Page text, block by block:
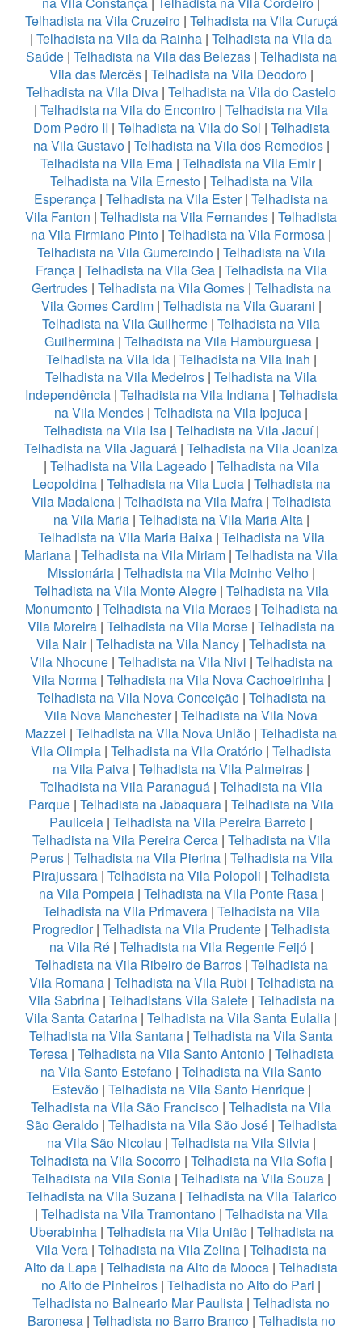
Telhadista na Vila Cruzeiro | Telhadista na Vila Curuçá
| Telhadista na Vila da Rainha | Telhadista na Vila da
Saúde| Telhadista na Vila das Belezas| Telhadista na
Vila das Mercês| Telhadista na Vila Deodoro|
Telhadista na Vila Diva | Telhadista na Vila do Castelo
| Telhadista na Vila do Encontro | Telhadista na Vila
Dom Pedro II | Telhadista na Vila do Sol | Telhadista
na Vila Gustavo| Telhadista na Vila dos Remedios|
Telhadista na Vila Ema | Telhadista na Vila Emir|
Telhadista na Vila Ernesto| Telhadista na Vila
Esperança | Telhadista na Vila Ester| Telhadista na
Vila Fanton | Telhadista na Vila Fernandes | Telhadista
na Vila Firmiano Pinto | Telhadista na Vila Formosa |
Telhadista na Vila Gumercindo| Telhadista na Vila
França| Telhadista na Vila Gea| Telhadista na Vila
Gertrudes| Telhadista na Vila Gomes| Telhadista na
Vila Gomes Cardim| Telhadista na Vila Guarani |
Telhadista na Vila Guilherme | Telhadista na Vila
Guilhermina| Telhadista na Vila Hamburguesa|
Telhadista na Vila Ida| Telhadista na Vila Inah |
Telhadista na Vila Medeiros | Telhadista na Vila
Independência| Telhadista na Vila Indiana| Telhadista
na Vila Mendes | Telhadista na Vila Ipojuca |
Telhadista na Vila Isa| Telhadista na Vila Jacuí|
Telhadista na Vila Jaguará | Telhadista na Vila Joaniza
| Telhadista na Vila Lageado| Telhadista na Vila
Leopoldina| Telhadista na Vila Lucia| Telhadista na
Vila Madalena| Telhadista na Vila Mafra | Telhadista
na Vila Maria| Telhadista na Vila Maria Alta|
Telhadista na Vila Maria Baixa| Telhadista na Vila
Mariana | Telhadista na Vila Miriam | Telhadista na Vila
Missionária| Telhadista na Vila Moinho Velho|
Telhadista na Vila Monte Alegre| Telhadista na Vila
Monumento| Telhadista na Vila Moraes| Telhadista na
Vila Moreira | Telhadista na Vila Morse | Telhadista na
Vila Nair| Telhadista na Vila Nancy | Telhadista na
Vila Nhocune| Telhadista na Vila Nivi | Telhadista na
Vila Norma| Telhadista na Vila Nova Cachoeirinha|
Telhadista na Vila Nova Conceição| Telhadista na
Vila Nova Manchester| Telhadista na Vila Nova
Mazzei | Telhadista na Vila Nova União | Telhadista na
Vila Olimpia | Telhadista na Vila Oratório | Telhadista
na Vila Paiva | Telhadista na Vila Palmeiras |
Telhadista na Vila Paranaguá| Telhadista na Vila
Parque | Telhadista na Jabaquara | Telhadista na Vila
Pauliceia | Telhadista na Vila Pereira Barreto |
Telhadista na Vila Pereira Cerca| Telhadista na Vila
Perus| Telhadista na Vila Pierina| Telhadista na Vila
Pirajussara | Telhadista na Vila Polopoli | Telhadista
na Vila Pompeia| Telhadista na Vila Ponte Rasa|
Telhadista na Vila Primavera| Telhadista na Vila
Progredior| Telhadista na Vila Prudente | Telhadista
na Vila Ré| Telhadista na Vila Regente Feijó|
Telhadista na Vila Ribeiro de Barros| Telhadista na
Vila Romana| Telhadista na Vila Rubi | Telhadista na
Vila Sabrina| Telhadistans Vila Salete| Telhadista na
Vila Santa Catarina | Telhadista na Vila Santa Eulalia |
Telhadista na Vila Santana | Telhadista na Vila Santa
Teresa| Telhadista na Vila Santo Antonio| Telhadista
na Vila Santo Estefano | Telhadista na Vila Santo
Estevão| Telhadista na Vila Santo Henrique|
Telhadista na Vila São Francisco | Telhadista na Vila
São Geraldo| Telhadista na Vila São José| Telhadista
na Vila São Nicolau | Telhadista na Vila Silvia|
Telhadista na Vila Socorro| Telhadista na Vila Sofia|
Telhadista na Vila Sonia | Telhadista na Vila Souza |
Telhadista na Vila Suzana| Telhadista na Vila Talarico
| Telhadista na Vila Tramontano| Telhadista na Vila
Uberabinha| Telhadista na Vila União| Telhadista na
Vila Vera | Telhadista na Vila Zelina | Telhadista na
Alto da Lapa | Telhadista na Alto da Mooca | Telhadista
no Alto de Pinheiros | Telhadista no Alto do Pari |
Telhadista no Balneario Mar Paulista | Telhadista no
Baronesa| Telhadista no Barro Branco| Telhadista no